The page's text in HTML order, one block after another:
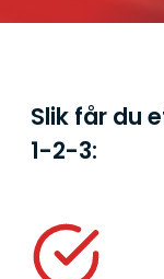
Slik får du
1-2-3: